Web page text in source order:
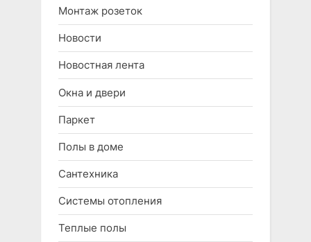
Монтаж розеток
Новости
Новостная лента
Окна и двери
Паркет
Полы в доме
Сантехника
Системы отопления
Теплые полы